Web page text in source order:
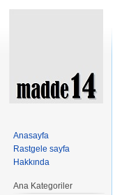
Anasayfa
Rastgele sayfa
Hakkında
Ana Kategoriler